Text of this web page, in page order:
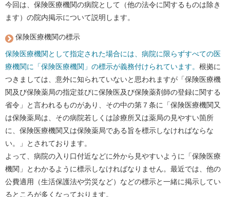
今回は、保険医療機関の病院として（他の法令に関するものは除き
ます）の院内掲示について説明します。
保険医療機関の標示
保険医療機関として指定された場合には、病院に限らずすべての医
療機関に「保険医療機関」の標示が義務付けられています。 根拠に
つきましては、意外に知られていないと思われますが「保険医療機
関及び保険薬局の指定並びに保険医及び保険薬剤師の登録に関する
省令」と言われるものがあり、その中の第７条に「保険医療機関又
は保険薬局は、その病院若しくは診療所又は薬局の見やすい箇所
に、保険医療機関又は保険薬局である旨を標示しなければならな
い。」とされております。
よって、病院の入り口付近などに外から見やすいように「保険医療
機関」とわかるように標示しなければなりません。最近では、他の
公費適用（生活保護法や労災など）などの標示と一緒に掲示してい
るところが多くなっております。